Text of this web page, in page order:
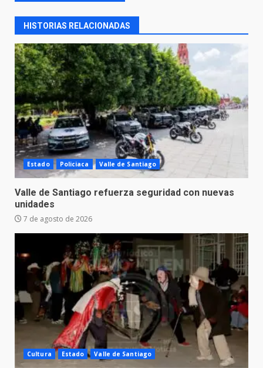
HISTORIAS RELACIONADAS
Estado Policiaca Valle de Santiago
Valle de Santiago refuerza seguridad con nuevas
unidades
7 de agosto de 2026
Cultura Estado Valle de Santiago